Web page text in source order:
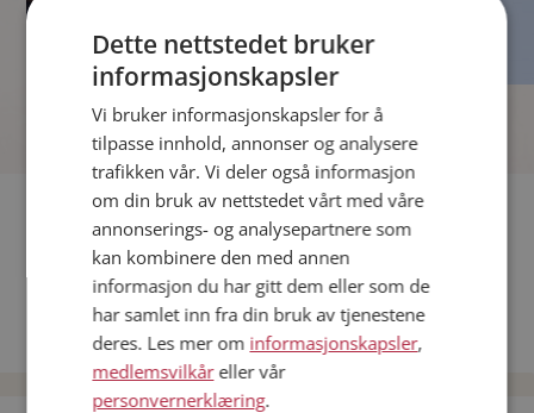
Fler single
Date menn i Norge
Date kvinner i Norge
Dette nettstedet bruker
informasjonskapsler
Vi bruker informasjonskapsler for å
tilpasse innhold, annonser og analysere
trafikken vår. Vi deler også informasjon
om din bruk av nettstedet vårt med våre
annonserings- og analysepartnere som
kan kombinere den med annen
informasjon du har gitt dem eller som de
har samlet inn fra din bruk av tjenestene
deres. Les mer om informasjonskapsler,
medlemsvilkåreller vår
personvernerklæring.